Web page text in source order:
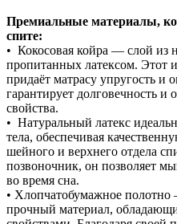
Премиальные материалы,
спите:
• Кокосовая койра — слой из
пропитанных латексом. Этот
придаёт матрасу упругость и
гарантирует долговечность и
свойства.
• Натуральный латекс
тела, обеспечивая
шейного и верхнего отдела
позвоночник, он позволяет
во время сна.
• Хлопчатобумажное полотно
прочный материал,